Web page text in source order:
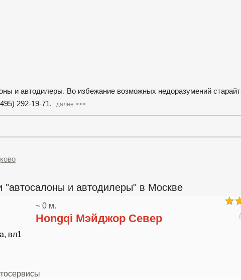
и автодилеры. Во избежание возможных недоразумений
292-19-71.
далее >>>
"автосалоны и автодилеры" в Москве
~ 0 м.
Hongqi Мэйджор Север
вл1